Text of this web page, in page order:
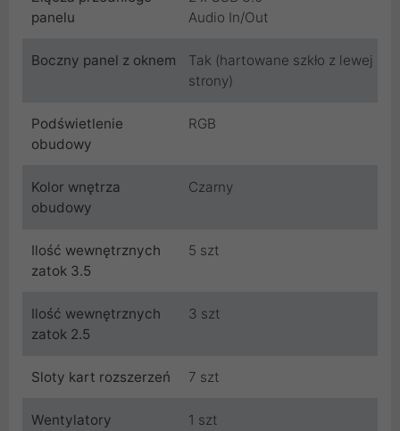
panelu
Audio In/Out
Boczny panel z oknem
Tak (hartowane szkło z lewej
strony)
Podświetlenie
obudowy
RGB
Kolor wnętrza
obudowy
Czarny
Ilość wewnętrznych
zatok 3.5
5 szt
Ilość wewnętrznych
zatok 2.5
3 szt
Sloty kart rozszerzeń 7 szt
Wentylatory
1 szt